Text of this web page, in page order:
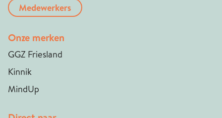
Medewerkers
Onze merken
GGZ Friesland
Kinnik
MindUp